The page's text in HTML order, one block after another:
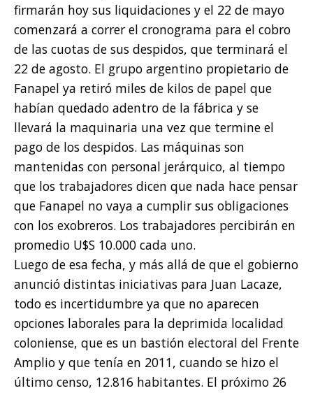
firmarán hoy sus liquidaciones y el 22 de mayo
comenzará a correr el cronograma para el cobro
de las cuotas de sus despidos, que terminará el
22 de agosto. El grupo argentino propietario de
Fanapel ya retiró miles de kilos de papel que
habían quedado adentro de la fábrica y se
llevará la maquinaria una vez que termine el
pago de los despidos. Las máquinas son
mantenidas con personal jerárquico, al tiempo
que los trabajadores dicen que nada hace pensar
que Fanapel no vaya a cumplir sus obligaciones
con los exobreros. Los trabajadores percibirán en
promedio U$S 10.000 cada uno.
Luego de esa fecha, y más allá de que el gobierno
anunció distintas iniciativas para Juan Lacaze,
todo es incertidumbre ya que no aparecen
opciones laborales para la deprimida localidad
coloniense, que es un bastión electoral del Frente
Amplio y que tenía en 2011, cuando se hizo el
último censo, 12.816 habitantes. El próximo 26